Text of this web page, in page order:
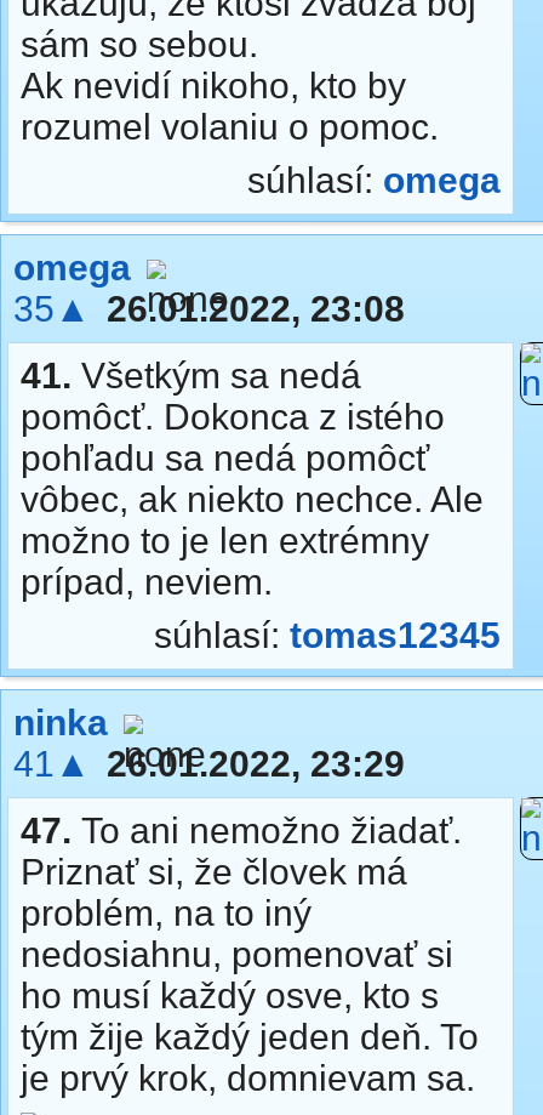
sám so sebou.
Ak nevidí nikoho, kto by
rozumel volaniu o pomoc.
súhlasí: omega
omega
35▲
26.01.2022, 23:08
41. Všetkým sa nedá
pomôcť. Dokonca z istého
pohľadu sa nedá pomôcť
vôbec, ak niekto nechce. Ale
možno to je len extrémny
prípad, neviem.
súhlasí: tomas12345
ninka
41▲
26.01.2022, 23:29
47. To ani nemožno žiadať.
Priznať si, že človek má
problém, na to iný
nedosiahnu, pomenovať si
ho musí každý osve, kto s
tým žije každý jeden deň. To
je prvý krok, domnievam sa.